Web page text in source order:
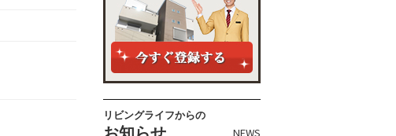
リビングライフからの
NEWS